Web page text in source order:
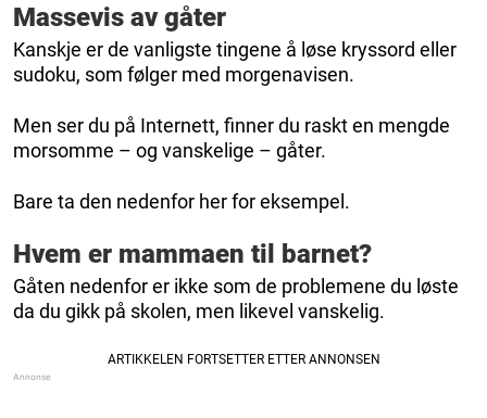
Massevis av gåter
Kanskje er de vanligste tingene å løse kryssord eller
sudoku, som følger med morgenavisen.
Men ser du på Internett, finner du raskt en mengde
morsomme – og vanskelige – gåter.
Bare ta den nedenfor her for eksempel.
Hvem er mammaen til barnet?
Gåten nedenfor er ikke som de problemene du løste
da du gikk på skolen, men likevel vanskelig.